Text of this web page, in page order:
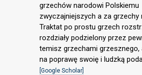
grzechów narodowi Polskiemu
zwyczajniejszych a za grzechy
Traktat po prostu grzech
rozdziały podzielony przez
temisz grzechami grzesznego,
na poprawę swoię i ludzką
[Google Scholar]